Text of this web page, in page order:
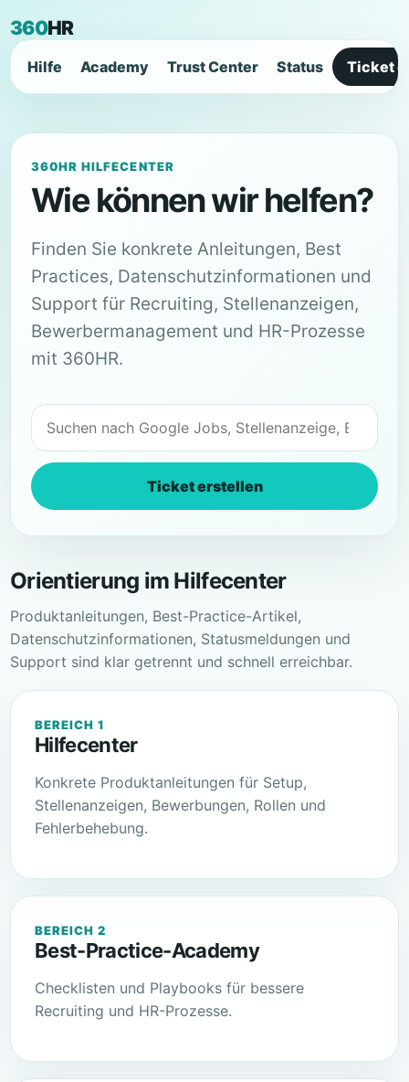
360HR
Hilfe Academy Trust Center Status Ticket
360HR HILFECENTER
Wie können wir helfen?
Finden Sie konkrete Anleitungen, Best
Practices, Datenschutzinformationen und
Support für Recruiting, Stellenanzeigen,
Bewerbermanagement und HR-Prozesse
mit 360HR.
Hilfecenter durchsuchen
Ticket erstellen
Orientierung im Hilfecenter
Produktanleitungen, Best-Practice-Artikel,
Datenschutzinformationen, Statusmeldungen und
Support sind klar getrennt und schnell erreichbar.
BEREICH 1
Hilfecenter
Konkrete Produktanleitungen für Setup,
Stellenanzeigen, Bewerbungen, Rollen und
Fehlerbehebung.
BEREICH 2
Best-Practice-Academy
Checklisten und Playbooks für bessere
Recruiting und HR-Prozesse.